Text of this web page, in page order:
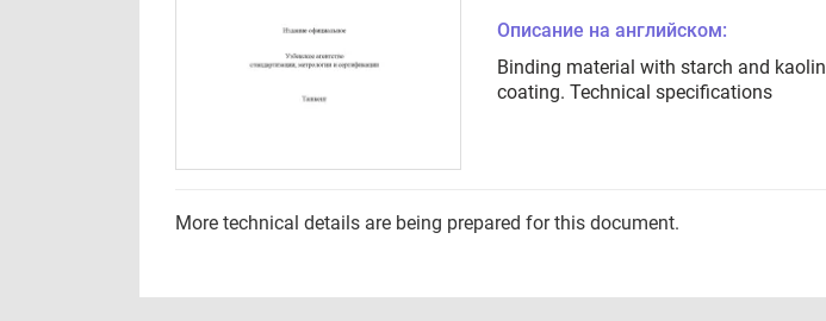
Описание на английском:
Binding material with starch and kaolin
coating. Technical specifications
More technical details are being prepared for this document.